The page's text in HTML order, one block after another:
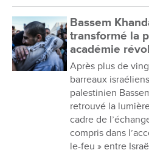
Bassem
transformé la
académie
Après plus de
barreaux
palestinien
retrouvé la
cadre de
compris dans
le-feu » entre